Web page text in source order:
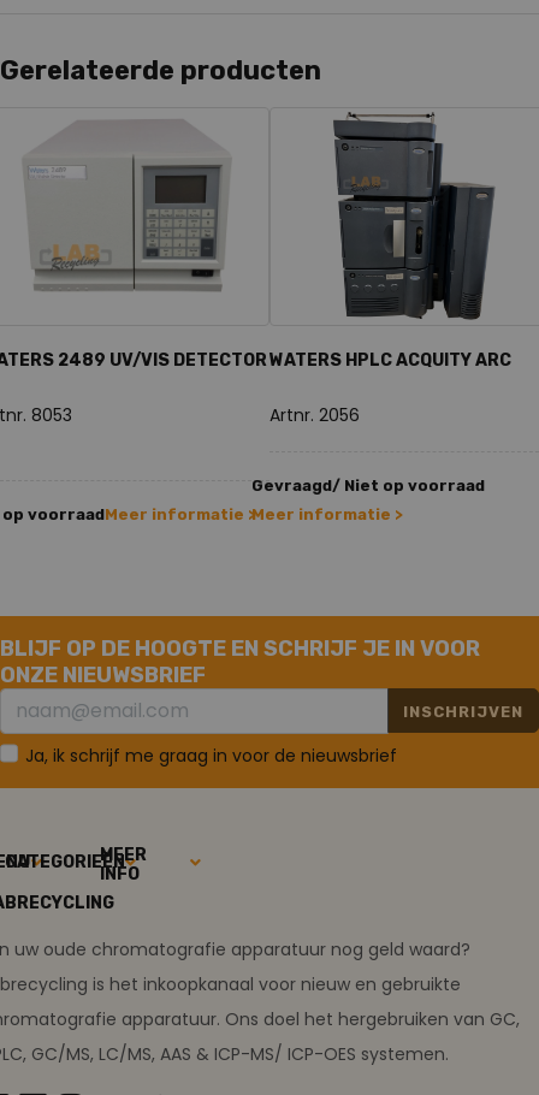
Gerelateerde producten
2489 UV/VIS DETECTOR
8053
voorraadMeer informatie >
WATERS HPLC ACQUITY ARC
Artnr. 2056
Gevraagd/ Niet op voorraad
Meer informatie >
BLIJF OP DE HOOGTE EN SCHRIJF JE IN VOOR
ONZE NIEUWSBRIEF
INSCHRIJVEN
Ja, ik schrijf me graag in voor de nieuwsbrief
CATEGORIEËNMEER
INFO
uw oude chromatografie apparatuur nog geld waard?
is het inkoopkanaal voor nieuw en gebruikte
apparatuur. Ons doel het hergebruiken van GC,
GC/MS, LC/MS, AAS & ICP-MS/ ICP-OES systemen.